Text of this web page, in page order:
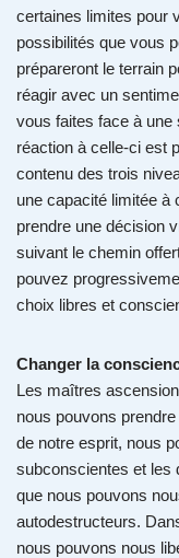
certaines limites pour
possibilités que vous
prépareront le terrain
réagir avec un
vous faites face à une
réaction à celle-ci est
contenu des trois
une capacité limitée à
prendre une décision
suivant le chemin
pouvez
choix libres et
Changer la
Les maîtres
nous pouvons
de notre esprit, nous
subconscientes et les
que nous pouvons
autodestructeurs.
nous pouvons nous